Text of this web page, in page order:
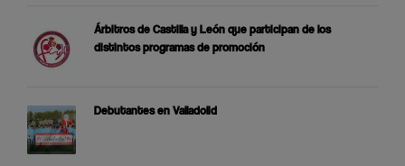
Árbitros de Castilla y León que participan de los
distintos programas de promoción
Debutantes en Valladolid